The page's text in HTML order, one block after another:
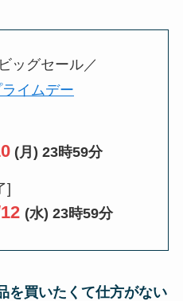
ッグセール／
イムデー
(月) 23時59分
]
(水) 23時59分
を買いたくて仕方がない